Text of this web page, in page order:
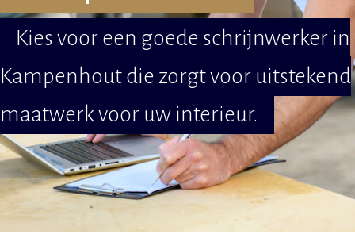
Kies voor een goede schrijnwerker in
Kampenhout die zorgt voor uitstekend
maatwerk voor uw interieur.